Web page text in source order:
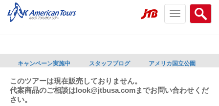
Search
menu
Toggle
navigation
キャンペーン実施中 スタッフブログ アメリカ国立公園
このツアーは現在販売しておりません。
代案商品のご相談はlook@jtbusa.comまでお問い合わせくだ
さい。